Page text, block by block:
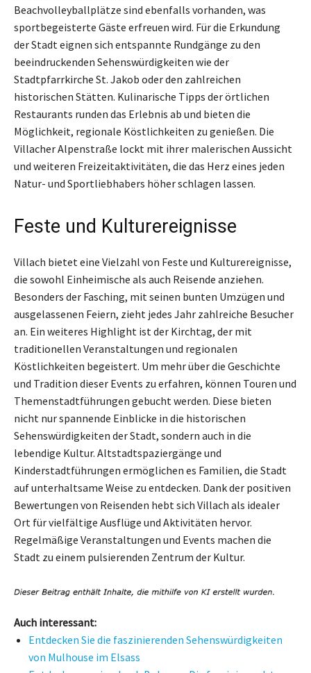
Beachvolleyballplätze sind ebenfalls vorhanden, was
sportbegeisterte Gäste erfreuen wird. Für die Erkundung
der Stadt eignen sich entspannte Rundgänge zu den
beeindruckenden Sehenswürdigkeiten wie der
Stadtpfarrkirche St. Jakob oder den zahlreichen
historischen Stätten. Kulinarische Tipps der örtlichen
Restaurants runden das Erlebnis ab und bieten die
Möglichkeit, regionale Köstlichkeiten zu genießen. Die
Villacher Alpenstraße lockt mit ihrer malerischen Aussicht
und weiteren Freizeitaktivitäten, die das Herz eines jeden
Natur- und Sportliebhabers höher schlagen lassen.
Feste und Kulturereignisse
Villach bietet eine Vielzahl von Feste und Kulturereignisse,
die sowohl Einheimische als auch Reisende anziehen.
Besonders der Fasching, mit seinen bunten Umzügen und
ausgelassenen Feiern, zieht jedes Jahr zahlreiche Besucher
an. Ein weiteres Highlight ist der Kirchtag, der mit
traditionellen Veranstaltungen und regionalen
Köstlichkeiten begeistert. Um mehr über die Geschichte
und Tradition dieser Events zu erfahren, können Touren und
Themenstadtführungen gebucht werden. Diese bieten
nicht nur spannende Einblicke in die historischen
Sehenswürdigkeiten der Stadt, sondern auch in die
lebendige Kultur. Altstadtspaziergänge und
Kinderstadtführungen ermöglichen es Familien, die Stadt
auf unterhaltsame Weise zu entdecken. Dank der positiven
Bewertungen von Reisenden hebt sich Villach als idealer
Ort für vielfältige Ausflüge und Aktivitäten hervor.
Regelmäßige Veranstaltungen und Events machen die
Stadt zu einem pulsierenden Zentrum der Kultur.
Auch interessant:
Entdecken Sie die faszinierenden Sehenswürdigkeiten
von Mulhouse im Elsass